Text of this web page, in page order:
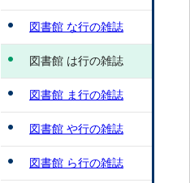
図書館 な行の雑誌
図書館 は行の雑誌
図書館 ま行の雑誌
図書館 や行の雑誌
図書館 ら行の雑誌